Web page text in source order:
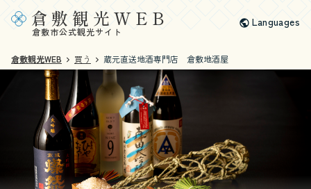
倉敷観光WEB
倉敷市公式観光サイト
Languages
倉敷観光WEB 買う 蔵元直送地酒専門店 倉敷地酒屋